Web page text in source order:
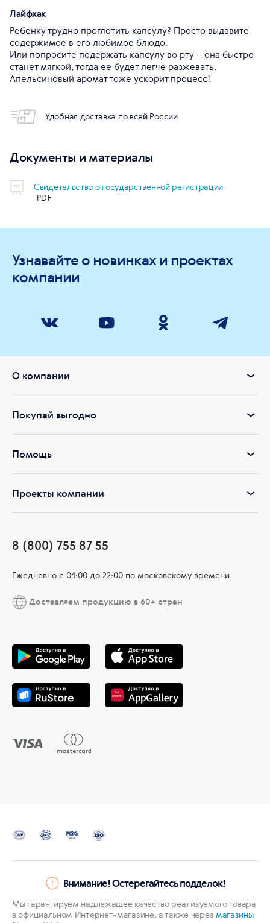
Лайфхак
Ребенку трудно проглотить капсулу? Просто выдавите
содержимое в его любимое блюдо.
Или попросите подержать капсулу во рту – она быстро
станет мягкой, тогда ее будет легче разжевать.
Апельсиновый аромат тоже ускорит процесс!
Удобная доставка по всей России
Документы и материалы
Свидетельство о государственной регистрации
Узнавайте о новинках и проектах
компании
О компании
Покупай выгодно
Помощь
Проекты компании
8 (800) 755 87 55
Ежедневно c 04:00 до 22:00 по московскому времени
Доставляем продукцию в 60+ стран
Внимание! Остерегайтесь подделок!
Мы гарантируем надлежащее качество реализуемого товара
в официальном Интернет-магазине, а также через магазины